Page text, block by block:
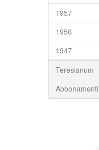
1957
1956
1947
Teresianum
Abbonamenti